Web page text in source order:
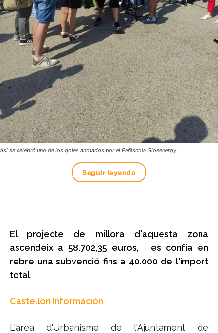
Así se celebró uno de los goles anotados por el Peñiscola Gloeenergy.
Seguir leyendo
El projecte de millora d'aquesta zona
ascendeix a 58.702,35 euros, i es confía en
rebre una subvenció fins a 40.000 de l'import
total
Castellón Información
L'àrea d'Urbanisme de l'Ajuntament de